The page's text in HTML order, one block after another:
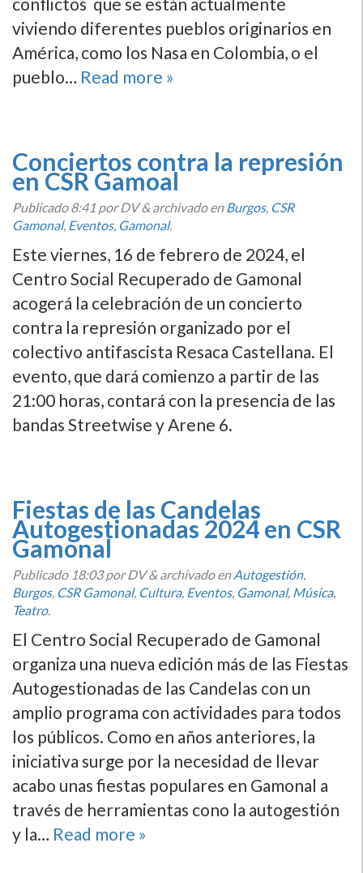
viviendo diferentes pueblos originarios en
América, como los Nasa en Colombia, o el
pueblo… Read more »
Conciertos contra la represión
en CSR Gamoal
Publicado8:41 por DV&archivado enBurgos, CSR
Gamonal, Eventos, Gamonal.
Este viernes, 16 de febrero de 2024, el
Centro Social Recuperado de Gamonal
acogerá la celebración de un concierto
contra la represión organizado por el
colectivo antifascista Resaca Castellana. El
evento, que dará comienzo a partir de las
21:00 horas, contará con la presencia de las
bandas Streetwise y Arene 6.
Fiestas de las Candelas
Autogestionadas 2024 en CSR
Gamonal
Publicado 18:03por DV&archivado enAutogestión,
Burgos, CSR Gamonal, Cultura, Eventos, Gamonal, Música,
Teatro.
El Centro Social Recuperado de Gamonal
organiza una nueva edición más de las Fiestas
Autogestionadas de las Candelas con un
amplio programa con actividades para todos
los públicos. Como en años anteriores, la
iniciativa surge por la necesidad de llevar
acabo unas fiestas populares en Gamonal a
través de herramientas cono la autogestión
y la… Read more »